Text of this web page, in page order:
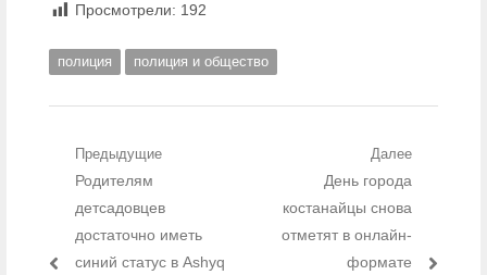
Просмотрели: 192
полиция полиция и общество
Навигация по записям
Предыдущие
Предыдущий пост:
Родителям
детсадовцев
достаточно иметь
синий статус в Ashyq
Далее
Следующий
пост:
День города
костанайцы снова
отметят в онлайн-
формате